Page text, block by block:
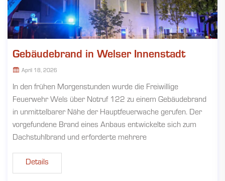
Gebäudebrand in Welser Innenstadt
April 18, 2026
In den frühen Morgenstunden wurde die Freiwillige
Feuerwehr Wels über Notruf 122 zu einem Gebäudebrand
in unmittelbarer Nähe der Hauptfeuerwache gerufen. Der
vorgefundene Brand eines Anbaus entwickelte sich zum
Dachstuhlbrand und erforderte mehrere
Details